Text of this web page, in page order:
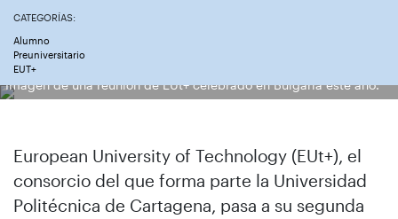
CATEGORÍAS:
Alumno
Preuniversitario
EUT+
Imagen de una reunión de EUt+ celebrado en Bulgaria este año.
European University of Technology (EUt+), el
consorcio del que forma parte la Universidad
Politécnica de Cartagena, pasa a su segunda